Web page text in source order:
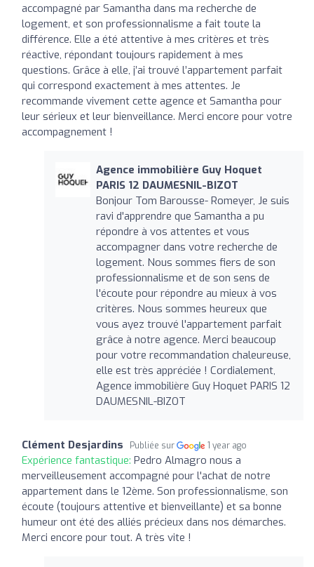
accompagné par Samantha dans ma recherche de
logement, et son professionnalisme a fait toute la
différence. Elle a été attentive à mes critères et très
réactive, répondant toujours rapidement à mes
questions. Grâce à elle, j’ai trouvé l’appartement parfait
qui correspond exactement à mes attentes. Je
recommande vivement cette agence et Samantha pour
leur sérieux et leur bienveillance. Merci encore pour votre
accompagnement !
Agence immobilière Guy Hoquet
PARIS 12 DAUMESNIL-BIZOT
Bonjour Tom Barousse- Romeyer, Je suis
ravi d'apprendre que Samantha a pu
répondre à vos attentes et vous
accompagner dans votre recherche de
logement. Nous sommes fiers de son
professionnalisme et de son sens de
l'écoute pour répondre au mieux à vos
critères. Nous sommes heureux que
vous ayez trouvé l'appartement parfait
grâce à notre agence. Merci beaucoup
pour votre recommandation chaleureuse,
elle est très appréciée ! Cordialement,
Agence immobilière Guy Hoquet PARIS 12
DAUMESNIL-BIZOT
Clément Desjardins Publiée sur 1 year ago
Expérience fantastique: Pedro Almagro nous a
merveilleusement accompagné pour l'achat de notre
appartement dans le 12ème. Son professionnalisme, son
écoute (toujours attentive et bienveillante) et sa bonne
humeur ont été des alliés précieux dans nos démarches.
Merci encore pour tout. A très vite !